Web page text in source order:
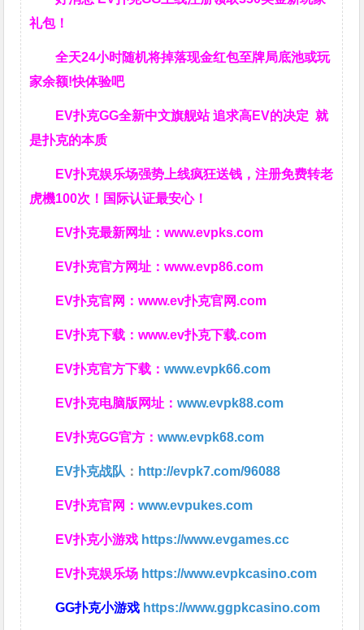
礼包！
全天24小时随机将掉落现金红包至牌局底池或玩
家余额!快体验吧
EV扑克GG全新中文旗舰站 追求高EV的决定 就
是扑克的本质
EV扑克娱乐场强势上线疯狂送钱，注册免费转老
虎機100次！国际认证最安心！
EV扑克最新网址：www.evpks.com
EV扑克官方网址：www.evp86.com
EV扑克官网：www.ev扑克官网.com
EV扑克下载：www.ev扑克下载.com
EV扑克官方下载：www.evpk66.com
EV扑克电脑版网址：www.evpk88.com
EV扑克GG官方：www.evpk68.com
EV扑克战队 ： http://evpk7.com/96088
EV扑克官网：www.evpukes.com
EV扑克小游戏 https://www.evgames.cc
EV扑克娱乐场 https://www.evpkcasino.com
GG扑克小游戏 https://www.ggpkcasino.com